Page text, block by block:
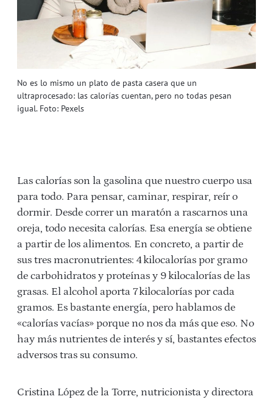
No es lo mismo un plato de pasta casera que un
ultraprocesado: las calorías cuentan, pero no todas pesan
igual. Foto: Pexels
Las calorías son la gasolina que nuestro cuerpo usa
para todo. Para pensar, caminar, respirar, reír o
dormir. Desde correr un maratón a rascarnos una
oreja, todo necesita calorías. Esa energía se obtiene
a partir de los alimentos. En concreto, a partir de
sus tres macronutrientes: 4 kilocalorías por gramo
de carbohidratos y proteínas y 9 kilocalorías de las
grasas. El alcohol aporta 7 kilocalorías por cada
gramos. Es bastante energía, pero hablamos de
«calorías vacías» porque no nos da más que eso. No
hay más nutrientes de interés y sí, bastantes efectos
adversos tras su consumo.
Cristina López de la Torre, nutricionista y directora